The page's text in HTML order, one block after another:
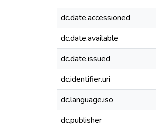
dc.date.accessioned
dc.date.available
dc.date.issued
dc.identifier.uri
dc.language.iso
dc.publisher